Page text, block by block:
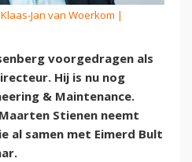
Klaas-Jan van Woerkom |
voorgedragen als
Hij is nu nog
& Maintenance.
Stienen neemt
al samen met Eimerd Bult